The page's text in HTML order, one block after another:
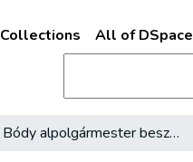
All of DSpace
Bódy alpolgármester beszámol a főváros élelmiszerkészleteiről